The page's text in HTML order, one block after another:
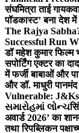
संघमित्रा ताई
पॉडकास्ट’ बना देश
The Rajya
Successful Run
डॉ महेश कुमार फिल्म
सपोर्टिंग एक्टर का
में फर्जी बाबाओं और
और डॉ. माधुरी
Vulnerable:
સમારોહમાં લોન્ચ
अवार्ड 2026’ का
तथा रिपब्लिकन